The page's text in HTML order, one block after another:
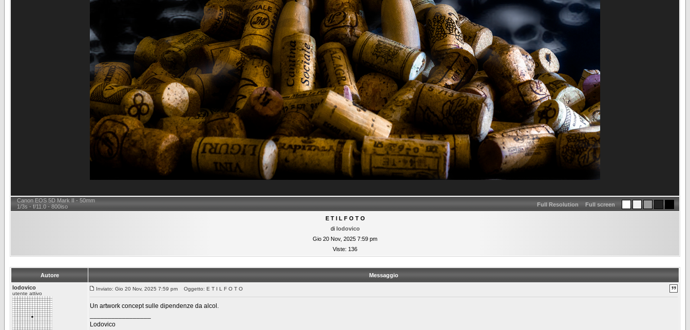
Canon EOS 5D Mark II - 50mm
1/3s - f/11.0 - 800iso
Full Resolution Full screen
E T I L F O T O
di lodovico
Gio 20 Nov, 2025 7:59 pm
Viste: 136
Autore
Messaggio
lodovico
utente attivo
Inviato: Gio 20 Nov, 2025 7:59 pm Oggetto: E T I L F O T O
Un artwork concept sulle dipendenze da alcol.
Lodovico